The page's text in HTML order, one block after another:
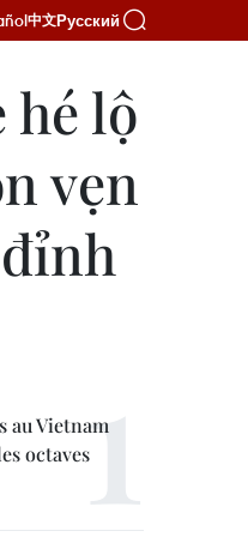
中文Русский
lộ
vẹn
au Vietnam
octaves